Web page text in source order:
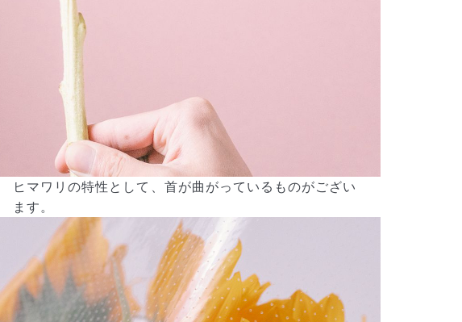
ヒマワリの特性として、首が曲がっているものがござい
ます。